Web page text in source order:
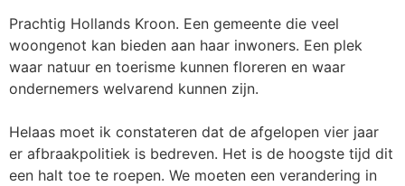
Prachtig Hollands Kroon. Een gemeente die veel
woongenot kan bieden aan haar inwoners. Een plek
waar natuur en toerisme kunnen floreren en waar
ondernemers welvarend kunnen zijn.
Helaas moet ik constateren dat de afgelopen vier jaar
er afbraakpolitiek is bedreven. Het is de hoogste tijd dit
een halt toe te roepen. We moeten een verandering in